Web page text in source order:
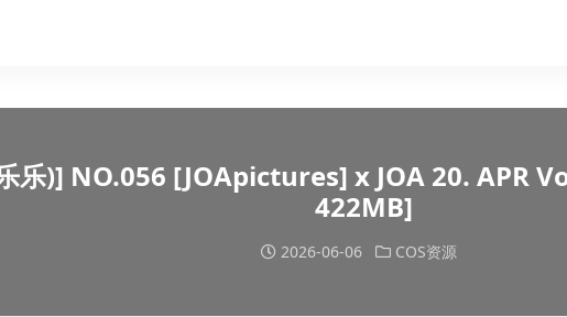
乐)] NO.056 [JOApictures] x JOA 20. APR
422MB]
2026-06-06 COS资源